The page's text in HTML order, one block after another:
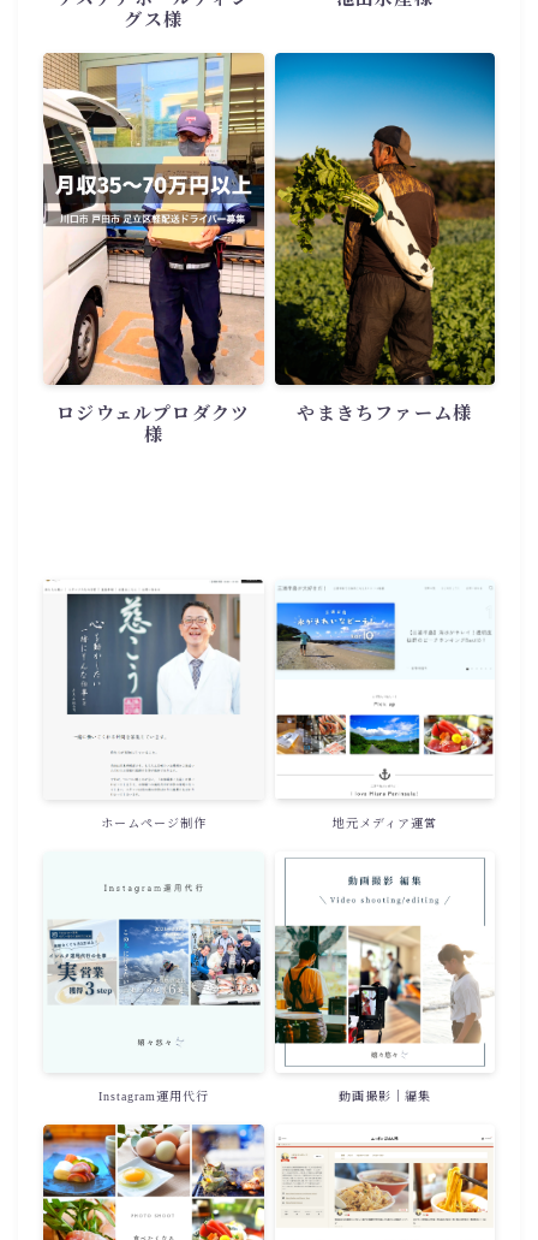
グス様
ロジウェルプロダクツ
様
やまきちファーム様
ホームページ制作 地元メディア運営
Instagram運用代行 動画撮影｜編集